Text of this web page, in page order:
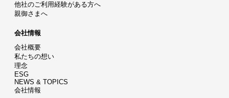
他社のご利用経験がある方へ
親御さまへ
会社情報
会社概要
私たちの想い
理念
ESG
NEWS & TOPICS
会社情報